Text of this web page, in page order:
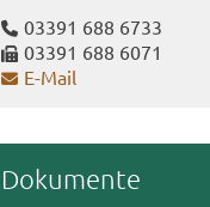
03391 688 6733
03391 688 6071
E-​Mail
Do­ku­men­te